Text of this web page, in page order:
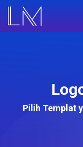
Pilih Templat